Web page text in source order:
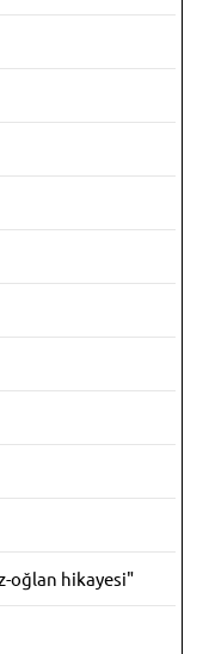
oğlan hikayesi"